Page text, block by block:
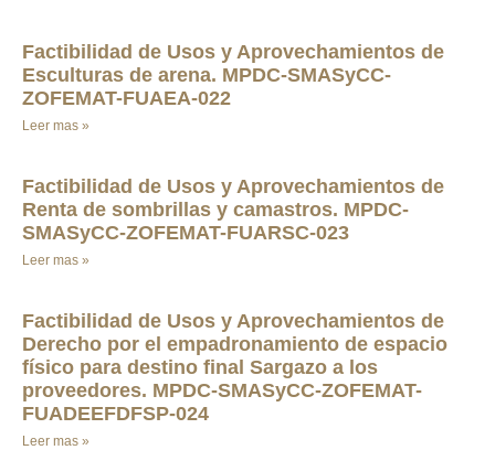
Factibilidad de Usos y Aprovechamientos de
Esculturas de arena. MPDC-SMASyCC-
ZOFEMAT-FUAEA-022
Leer mas »
Factibilidad de Usos y Aprovechamientos de
Renta de sombrillas y camastros. MPDC-
SMASyCC-ZOFEMAT-FUARSC-023
Leer mas »
Factibilidad de Usos y Aprovechamientos de
Derecho por el empadronamiento de espacio
físico para destino final Sargazo a los
proveedores. MPDC-SMASyCC-ZOFEMAT-
FUADEEFDFSP-024
Leer mas »